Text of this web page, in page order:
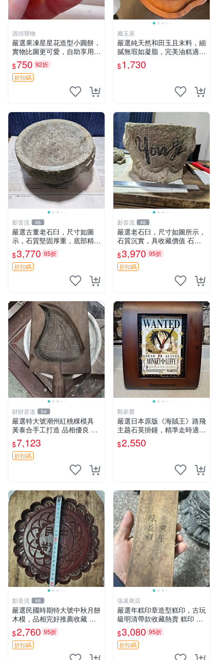
源頭寶物
嚴選果凍星星花造型小圓餅，
實物比圖更可愛，自助享用更
方便 小圓餅 果凍 星星花
$750 92折
折扣碼
藏玉居
嚴選純天然和田玉且末料，細
膩無瑕如凝脂，完美油糕適合
收藏與送禮。 純天然和田
玉、油糕、玉器
$1,730
影音流 46
嚴選古董老石臼，尺寸如圖
示，石質堅固厚重，底部精雕
花紋，錘頭完好無損。適合收
藏或實用。 石臼 收藏 錘頭
$3,770 95折
折扣碼
影音流 46
嚴選老石臼，尺寸如圖所示，
石質沉實，具收藏價值 石臼
古物 古董
$3,970 95折
折扣碼
財財是道 54
嚴選特大號潮州紅桃粿模具
黃泰合手工打造 品相優良 潮
州紅桃粿模具 大號 特殊工藝
黃泰合 特大號潮州紅桃粿模
具 黃泰合推薦品相佳 特大尺
$7,123
折扣碼
觀瓷齋
嚴選日本原版《海賊王》路飛
主题石英掛鐘，精準走時適合
收藏 海賊王 路飛 電子時鐘
$2,550
影音流 46
嚴選民國時期特大號中秋月餅
木模，品相完好推薦收藏 特
大號中秋月餅 模具 木模 收藏
$2,760 95折
折扣碼
張泉商店
嚴選年糕印章造型糕印，古玩
級明清帶款收藏熱賣 糕印 古
董 明清款
$3,080 95折
折扣碼